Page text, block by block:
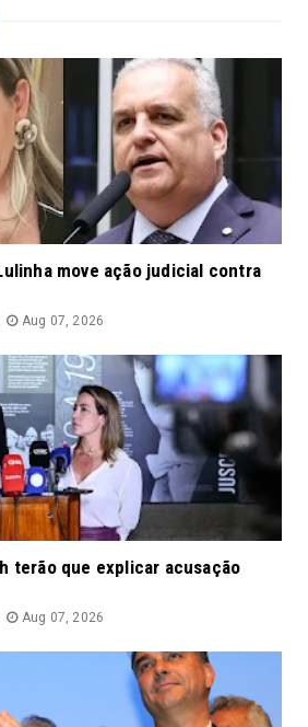
move ação judicial contra
Aug 07, 2026
terão que explicar acusação
Aug 07, 2026